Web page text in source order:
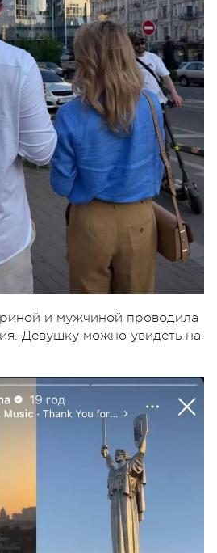
и мужчиной проводила
Девушку можно увидеть на